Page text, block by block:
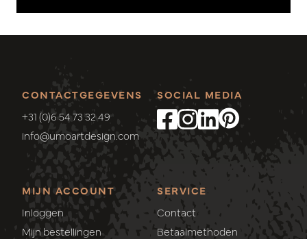
CONTACTGEGEVENS
+31 (0)6 54 73 32 49
info@umoartdesign.com
MIJN ACCOUNT
Inloggen
Mijn bestellingen
SERVICE
Contact
Betaalmethoden
SOCIAL MEDIA